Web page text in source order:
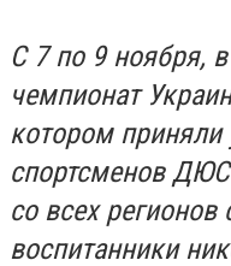
С 7 по 9 ноября,
чемпионат
котором
спортсменов
со всех
воспитанники